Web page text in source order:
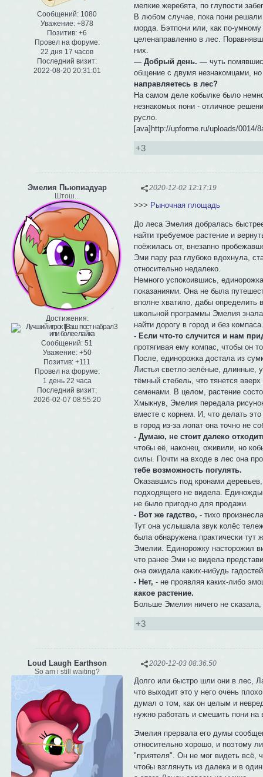
Сообщений: 1080
Уважение: +878
Позитив: +6
Провел на форуме:
22 дня 17 часов
Последний визит:
2022-08-20 20:31:01
мелкие жеребята, по глупости
В любом случае, пока пони решали
морда. Бэтпони или, как по-
целенаправленно в лес.
них.
— Добрый день. — чуть
общение с двумя незнакомцами, но
направляетесь в лес?
На самом деле кобылке было
незнакомых пони - отличное
русло.
[ava]http://upforme.ru/uploads/
+3
2020-12-02 12:17:19
Эмелия Пьюпиадуар
Штош...
Достижения:
Сообщений: 51
Уважение: +50
Позитив: +111
Провел на форуме:
1 день 22 часа
Последний визит:
2026-02-07 08:55:20
>>> Рыночная площадь
До леса Эмелия добралась
найти требуемое растение и
поёжилась от, внезапно
Эми пару раз глубоко вдохнула,
относительно недалеко.
Немного успокоившись,
показаниями. Она не была
вполне хватило, дабы определить
школьной программы Эмелия
найти дорогу в город и без
- Если что-то случится и нам
протягивая ему компас, чтобы он
После, единорожка достала из
Листья светло-зелёные, длинные,
тёмный стебель, что тянется
семенами. В целом, растение
Хмыкнув, Эмелия передала
вместе с корнем. И, что делать
в город из-за лопат она точно не
- Думаю, не стоит далеко
чтобы её, наконец, оживили, но
силы. Почти на входе в лес она
тебе возможность погулять.
Оказавшись под кронами
подходящего не видела. Единожды
не было пригодно для продажи.
- Вот же гадство, - тихо
Тут она услышала звук колёс
была обнаружена практически тут
Эмелии. Единорожку насторожил
что ранее Эми не видела
она ожидала каких-нибудь
- Нет, - не проявляя каких-либо
какое растение.
Больше Эмелия ничего не
+3
2020-12-03 08:36:50
Loud Laugh Earthson
So am i still waiting?
Долго или быстро шли они в лес,
что выходит это у него очень
думал о том, как он целым и
нужно работать и смешить пони
Эмелия прервала его думы
относительно хорошо, и поэтому
"приятеля". Он не мог видеть всё,
чтобы взглянуть из далека и в